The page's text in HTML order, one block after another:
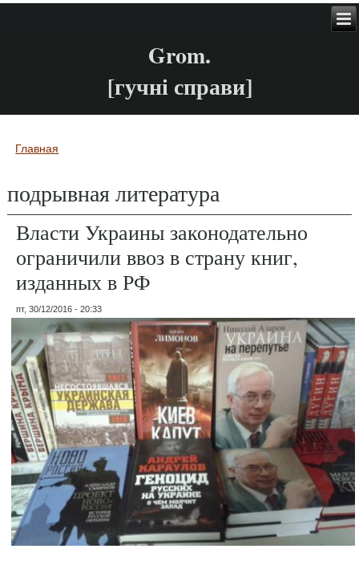
Grom.
[гучні справи]
Вы здесь
Главная
подрывная литература
Власти Украины законодательно
ограничили ввоз в страну книг,
изданных в РФ
пт, 30/12/2016 - 20:33